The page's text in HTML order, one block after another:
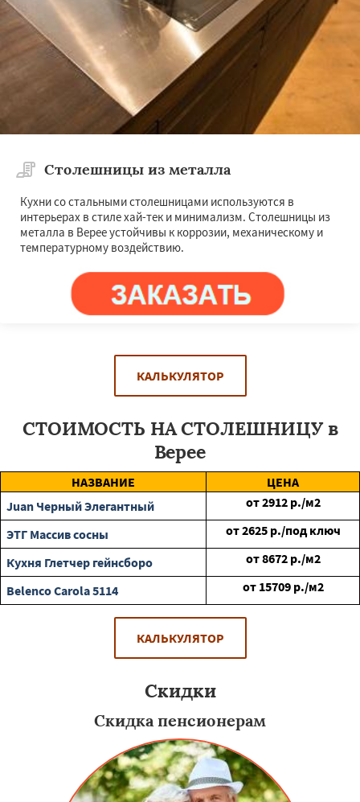
Столешницы из металла
Кухни со стальными столешницами используются в
интерьерах в стиле хай-тек и минимализм. Столешницы из
металла в Верее устойчивы к коррозии, механическому и
температурному воздействию.
КАЛЬКУЛЯТОР
СТОИМОСТЬ НА СТОЛЕШНИЦУ в
Верее
НАЗВАНИЕ
ЦЕНА
Juan Черный Элегантный
от2912 р./м2
ЭТГ Массив сосны
от2625 р./под ключ
Кухня Глетчер гейнсборо
от8672 р./м2
Belenco Carola 5114
от 15709 р./м2
КАЛЬКУЛЯТОР
Скидки
Скидка пенсионерам